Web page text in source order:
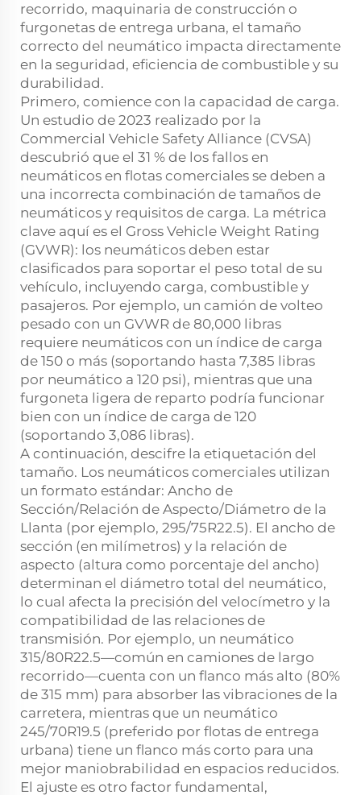
recorrido, maquinaria de construcción o
furgonetas de entrega urbana, el tamaño
correcto del neumático impacta directamente
en la seguridad, eficiencia de combustible y su
durabilidad.
Primero, comience con la capacidad de carga.
Un estudio de 2023 realizado por la
Commercial Vehicle Safety Alliance (CVSA)
descubrió que el 31 % de los fallos en
neumáticos en flotas comerciales se deben a
una incorrecta combinación de tamaños de
neumáticos y requisitos de carga. La métrica
clave aquí es el Gross Vehicle Weight Rating
(GVWR): los neumáticos deben estar
clasificados para soportar el peso total de su
vehículo, incluyendo carga, combustible y
pasajeros. Por ejemplo, un camión de volteo
pesado con un GVWR de 80,000 libras
requiere neumáticos con un índice de carga
de 150 o más (soportando hasta 7,385 libras
por neumático a 120 psi), mientras que una
furgoneta ligera de reparto podría funcionar
bien con un índice de carga de 120
(soportando 3,086 libras).
A continuación, descifre la etiquetación del
tamaño. Los neumáticos comerciales utilizan
un formato estándar: Ancho de
Sección/Relación de Aspecto/Diámetro de la
Llanta (por ejemplo, 295/75R22.5). El ancho de
sección (en milímetros) y la relación de
aspecto (altura como porcentaje del ancho)
determinan el diámetro total del neumático,
lo cual afecta la precisión del velocímetro y la
compatibilidad de las relaciones de
transmisión. Por ejemplo, un neumático
315/80R22.5—común en camiones de largo
recorrido—cuenta con un flanco más alto (80%
de 315 mm) para absorber las vibraciones de la
carretera, mientras que un neumático
245/70R19.5 (preferido por flotas de entrega
urbana) tiene un flanco más corto para una
mejor maniobrabilidad en espacios reducidos.
El ajuste es otro factor fundamental,